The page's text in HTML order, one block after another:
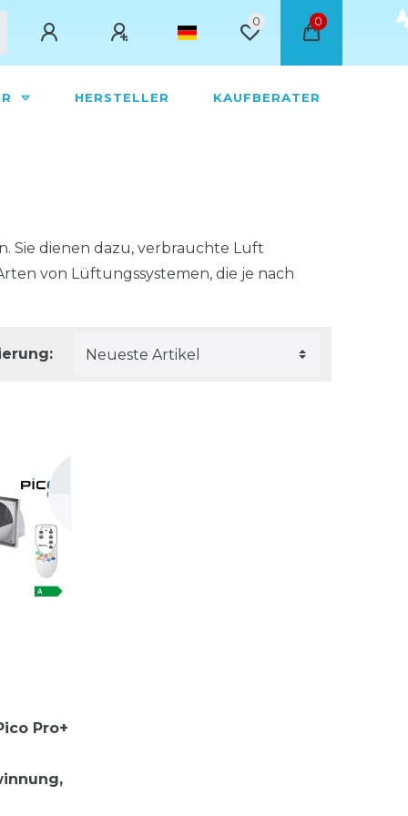
0 0
HERSTELLER KAUFBERATER
Sie dienen dazu, verbrauchte Luft
von Lüftungssystemen, die je nach
Pro+